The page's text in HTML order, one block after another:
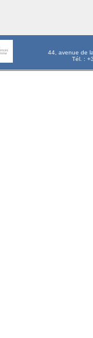
44, avenue de
Tél. :